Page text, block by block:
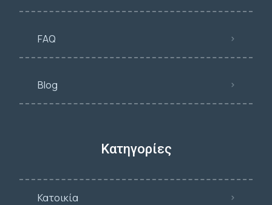
FAQ
Blog
Κατηγορίες
Κατοικία